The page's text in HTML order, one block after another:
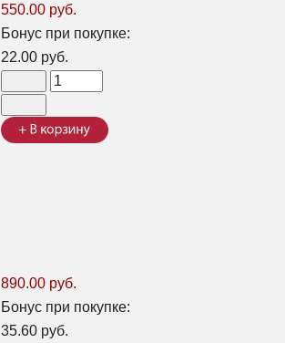
550.00 руб.
Бонус при покупке:
22.00 руб.
890.00 руб.
Бонус при покупке:
35.60 руб.